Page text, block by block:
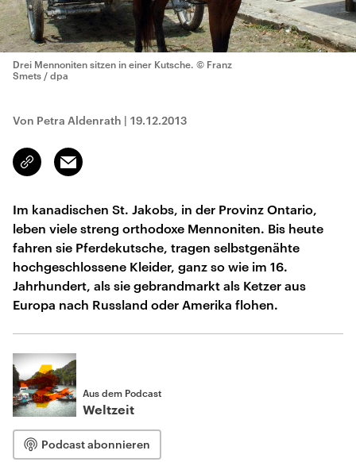
Drei Mennoniten sitzen in einer Kutsche. © Franz
Smets / dpa
Von Petra Aldenrath | 19.12.2013
Link
kopieren/teilen
Email
Im kanadischen St. Jakobs, in der Provinz Ontario,
leben viele streng orthodoxe Mennoniten. Bis heute
fahren sie Pferdekutsche, tragen selbstgenähte
hochgeschlossene Kleider, ganz so wie im 16.
Jahrhundert, als sie gebrandmarkt als Ketzer aus
Europa nach Russland oder Amerika flohen.
Aus dem Podcast
Weltzeit
Podcast abonnieren